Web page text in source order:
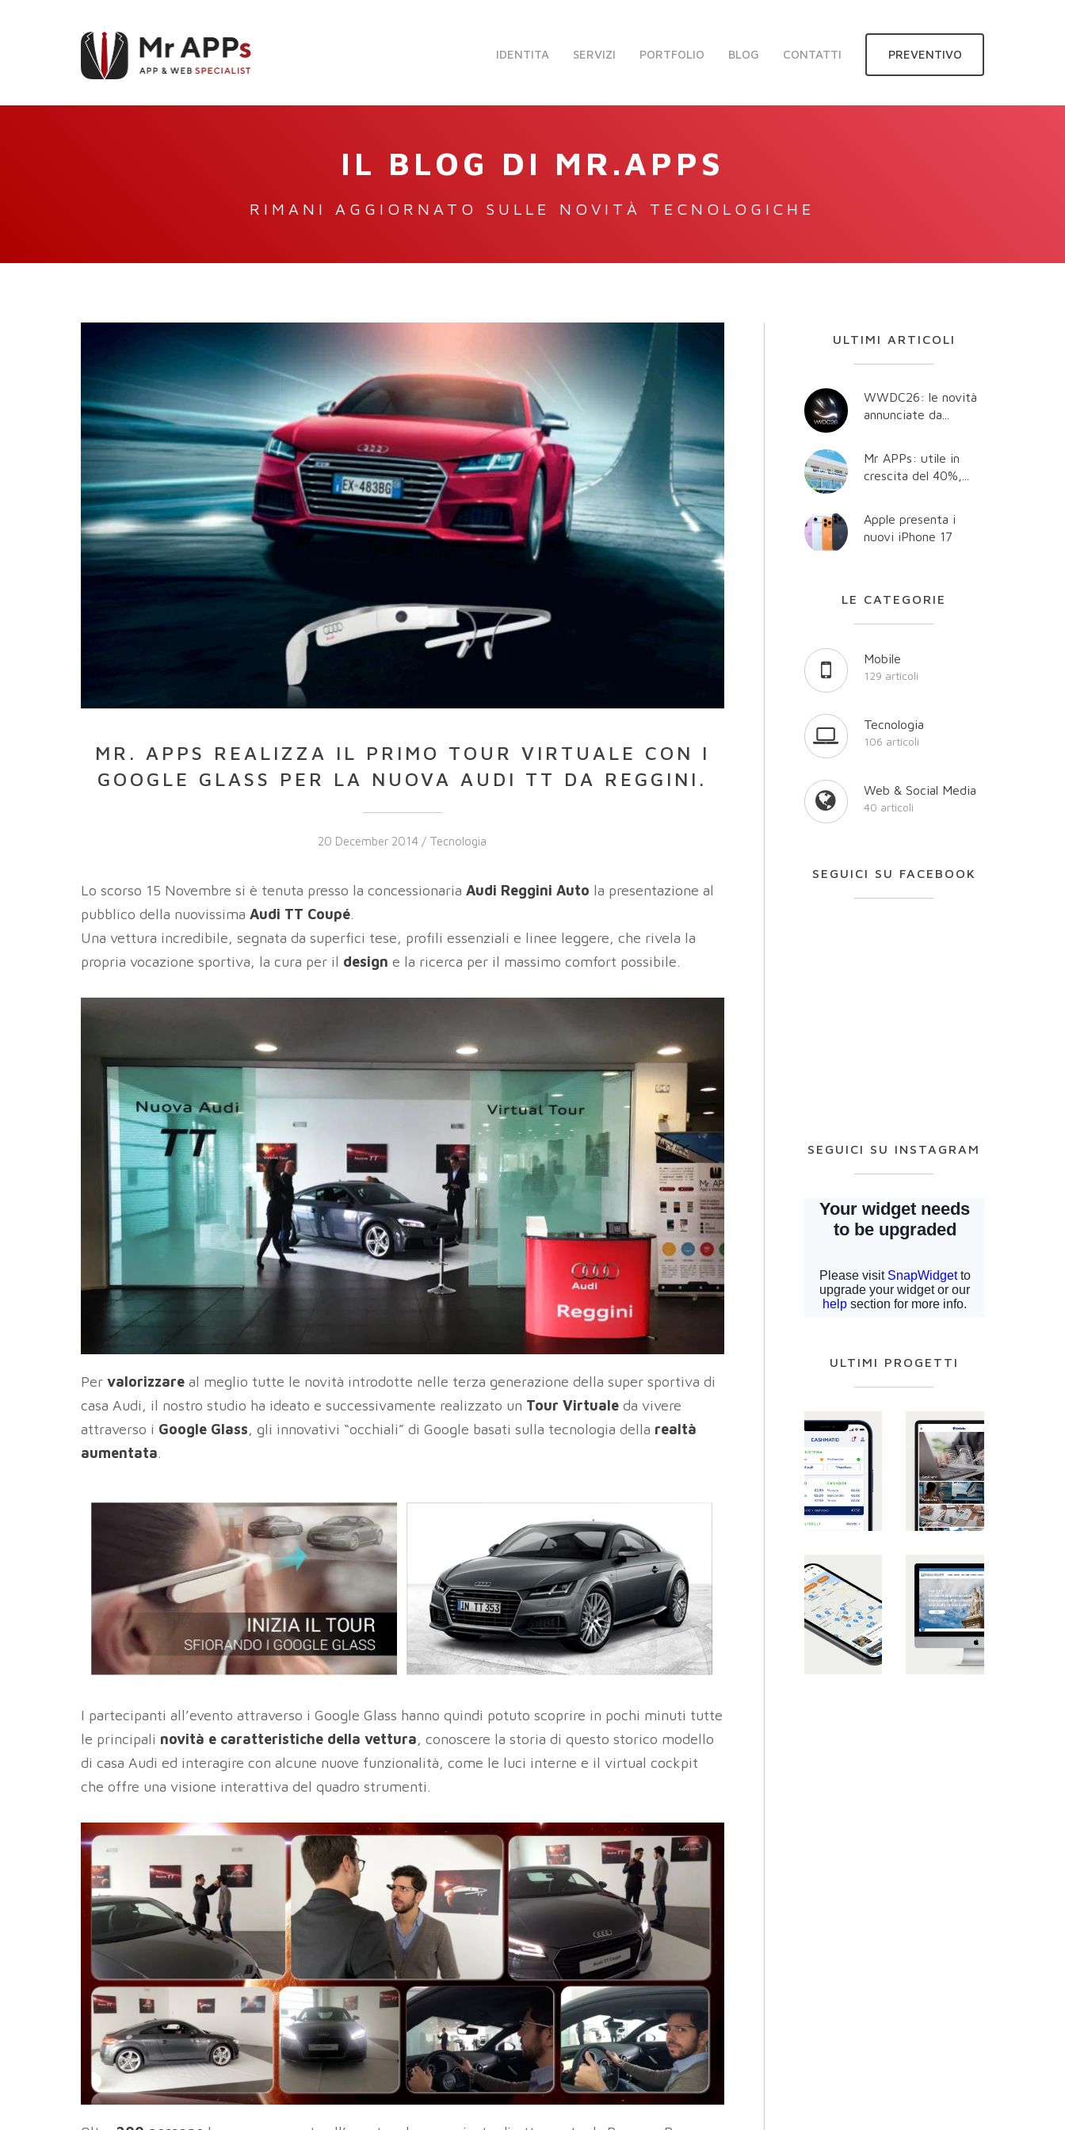
IDENTITA SERVIZI PORTFOLIO BLOG CONTATTI PREVENTIVO
IL BLOG DI MR.APPS
RIMANI AGGIORNATO SULLE NOVITÀ TECNOLOGICHE
MR. APPS REALIZZA IL PRIMO TOUR VIRTUALE CON I
GOOGLE GLASS PER LA NUOVA AUDI TT DA REGGINI.
20 December 2014 / Tecnologia
Lo scorso 15 Novembre si è tenuta presso la concessionaria Audi Reggini Auto la presentazione al
pubblico della nuovissima Audi TT Coupé.
Una vettura incredibile, segnata da superfici tese, profili essenziali e linee leggere, che rivela la
propria vocazione sportiva, la cura per il design e la ricerca per il massimo comfort possibile.
Per valorizzare al meglio tutte le novità introdotte nelle terza generazione della super sportiva di
casa Audi, il nostro studio ha ideato e successivamente realizzato un Tour Virtuale da vivere
attraverso i Google Glass, gli innovativi “occhiali” di Google basati sulla tecnologia della realtà
aumentata.
I partecipanti all’evento attraverso i Google Glass hanno quindi potuto scoprire in pochi minuti tutte
le principali novità e caratteristiche della vettura, conoscere la storia di questo storico modello
di casa Audi ed interagire con alcune nuove funzionalità, come le luci interne e il virtual cockpit
che offre una visione interattiva del quadro strumenti.
ULTIMI ARTICOLI
WWDC26: le novità
annunciate da...
Mr APPs: utile in
crescita del 40%,...
Apple presenta i
nuovi iPhone 17
LE CATEGORIE
Mobile
129 articoli
Tecnologia
106 articoli
Web & Social Media
40 articoli
SEGUICI SU FACEBOOK
SEGUICI SU INSTAGRAM
ULTIMI PROGETTI